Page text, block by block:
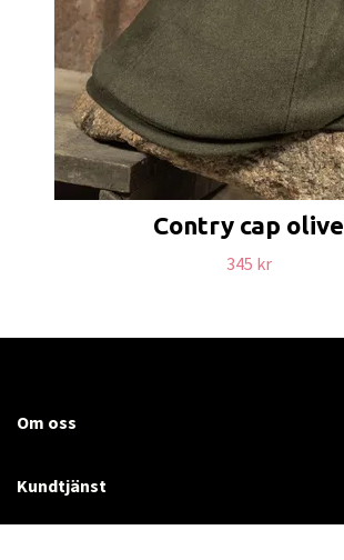
Contry cap olive
345 kr
Om oss
Kundtjänst